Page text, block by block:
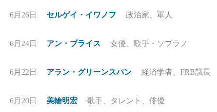
6月26日 セルゲイ・イワノフ 政治家、軍人
6月24日 アン・ブライス 女優、歌手・ソプラノ
6月22日 アラン・グリーンスパン 経済学者、FRB議長
6月20日 美輪明宏 歌手、タレント、俳優